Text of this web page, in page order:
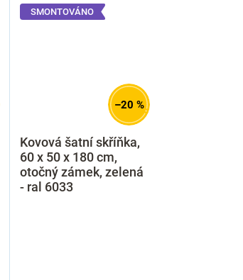
SMONTOVÁNO
–20 %
Kovová šatní skříňka,
60 x 50 x 180 cm,
otočný zámek, zelená
- ral 6033